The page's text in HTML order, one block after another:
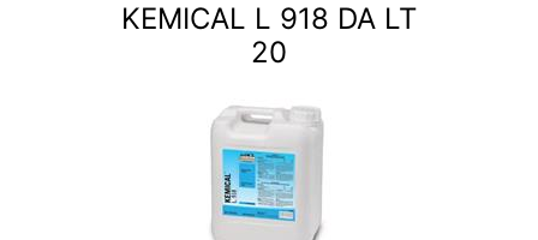
KEMICAL L 918 DA LT
20